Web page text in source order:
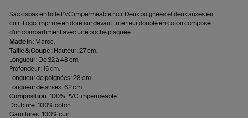
Sac cabas en toile PVC imperméable noir. Deux poignées et deux anses en
cuir . Logo imprimé en doré sur devant. Intérieur doublé en coton composé
d'un compartiment avec une poche plaquée.
Made in : Maroc.
Taille & Coupe : Hauteur : 27 cm.
Longueur : De 32 à 48 cm.
Profondeur : 15 cm.
Longueur de poignées : 28 cm.
Longueur de anses : 62 cm.
Composition :100% PVC imperméable.
Doublure : 100% coton.
Garnitures : 100% cuir.